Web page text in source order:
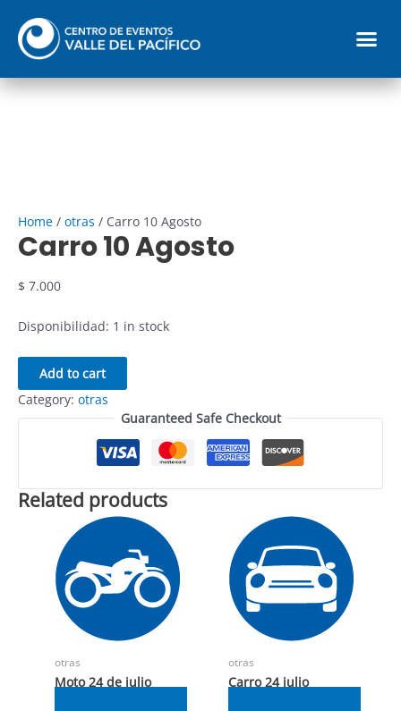
contenido
Home / otras / Carro 10 Agosto
Carro 10 Agosto
$ 7.000
Disponibilidad: 1 in stock
10
Agosto
quantity
Add to cart
Category: otras
Guaranteed Safe Checkout
Related products
otras
Moto 24 de julio
otras
Carro 24 julio